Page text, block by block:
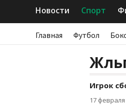
Новости Спорт
Главная Футбол
Игрок
17 февраля